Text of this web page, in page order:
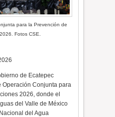
para la Prevención de
Fotos CSE.
de Ecatepec
Operación Conjunta para
2026, donde el
del Valle de México
del Agua